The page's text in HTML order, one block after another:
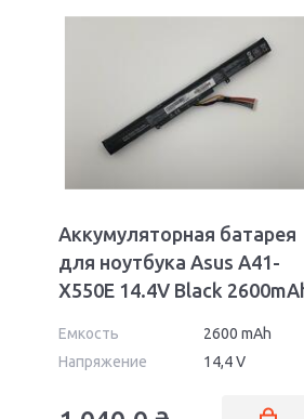
Аккумуляторная батарея
для ноутбука Asus A41-
X550E 14.4V Black
Емкость
2600 mAh
Напряжение
14,4 V